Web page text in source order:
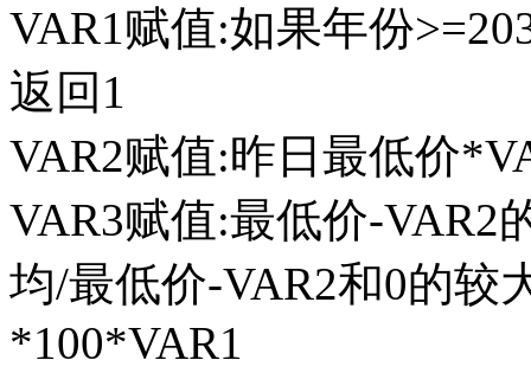
VAR1赋值:如果年份
返回1
VAR2赋值:昨日最低价
VAR3赋值:最低价-VAR2
均/最低价-VAR2和0的较
*100*VAR1